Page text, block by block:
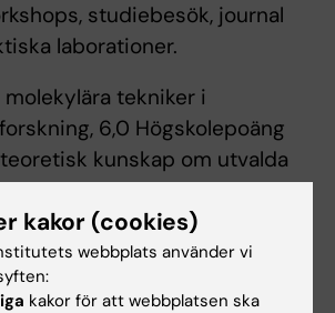
studiebesök, journal
laborationer.
tekniker i
6,0 Högskolepoäng
kunskap om utvalda
med kunskap om utvalda
Inlärningsaktiviteter inkluderar
egna fördjupningsstudier.
kakor (cookies)
webbplats använder vi
kakor för att webbplatsen ska